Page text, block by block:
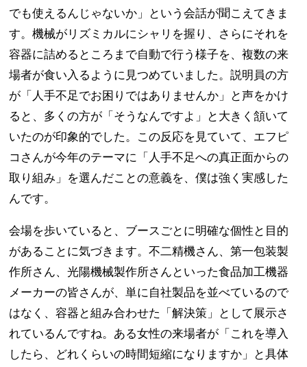
でも使えるんじゃないか」という会話が聞こえてきま
す。機械がリズミカルにシャリを握り、さらにそれを
容器に詰めるところまで自動で行う様子を、複数の来
場者が食い入るように見つめていました。説明員の方
が「人手不足でお困りではありませんか」と声をかけ
ると、多くの方が「そうなんですよ」と大きく頷いて
いたのが印象的でした。この反応を見ていて、エフピ
コさんが今年のテーマに「人手不足への真正面からの
取り組み」を選んだことの意義を、僕は強く実感した
んです。
会場を歩いていると、ブースごとに明確な個性と目的
があることに気づきます。不二精機さん、第一包装製
作所さん、光陽機械製作所さんといった食品加工機器
メーカーの皆さんが、単に自社製品を並べているので
はなく、容器と組み合わせた「解決策」として展示さ
れているんですね。ある女性の来場者が「これを導入
したら、どれくらいの時間短縮になりますか」と具体